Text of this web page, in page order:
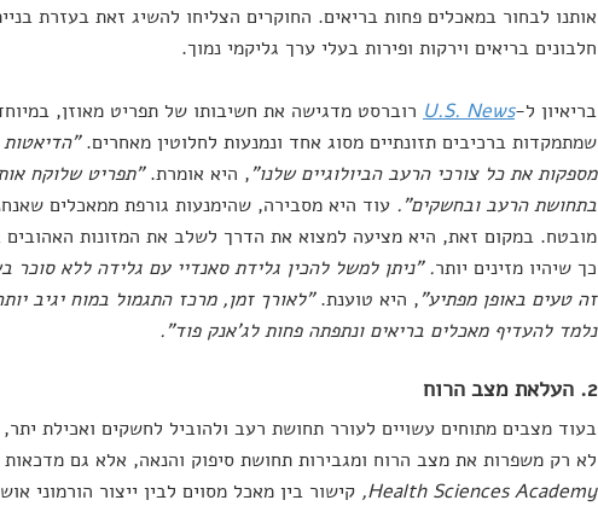
אותנו לבחור במאכלים פחות בריאים. החוקרים הצליחו להשיג זאת בעזרת
חלבונים בריאים וירקות ופירות בעלי ערך גליקמי נמוך.
בריאיון ל-U.S. News רוברסט מדגישה את חשיבותו של תפריט מאוזן,
שמתמקדות ברכיבים תזונתיים מסוג אחד ונמנעות לחלוטין מאחרים.
מספקות את כל צורכי הרעב הביולוגיים שלנו", היא אומרת."תפריט שלוקח
בתחושת הרעב ובחשקים". עוד היא מסבירה, שהימנעות גורפת ממאכלים
מובטח. במקום זאת, היא מציעה למצוא את הדרך לשלב את המזונות האהובים
כך שיהיו מזינים יותר. "ניתן למשל להכין גלידת סאנדיי עם גלידה ללא סוכר
זה טעים באופן מפתיע", היא טוענת."לאורך זמן, מרכז התגמול במוח יגיב
נלמד להעדיף מאכלים בריאים ונתפתה פחות לג'אנק פוד".
2. העלאת מצב הרוח
בעוד מצבים מתוחים עשויים לעורר תחושת רעב ולהוביל לחשקים ואכילת יתר,
לא רק משפרות את מצב הרוח ומגבירות תחושת סיפוק והנאה, אלא גם
Health Sciences Academy
, קישור בין מאכל מסוים לבין ייצור הורמוני